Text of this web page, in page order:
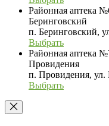
Районная аптека
Беринговский
п. Беринговский,
Выбрать
Районная аптека
Провидения
п. Провидения, ул.
Выбрать